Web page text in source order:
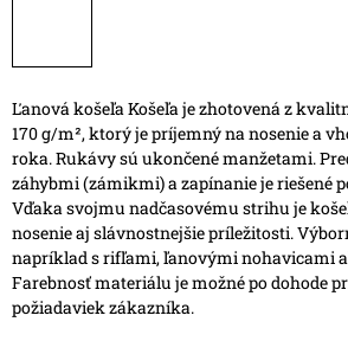
Ľanová košeľa Košeľa je zhotovená z
170 g/m², ktorý je príjemný na nosenie a
roka.Rukávy sú ukončené manžetami.
záhybmi (zámikmi) a zapínanie je riešené
Vďaka svojmu nadčasovému strihu je
nosenie aj slávnostnejšie príležitosti.
napríklad s rifľami, ľanovými nohavicami
Farebnosť materiálu je možné po dohode
požiadaviek zákazníka.